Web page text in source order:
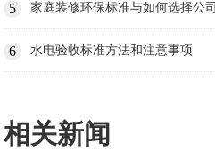
5 家庭装修环保标准与如何选择公司
6 水电验收标准方法和注意事项
相关新闻